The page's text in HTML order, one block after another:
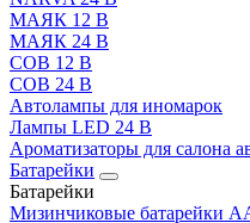
МАЯК 12 В
МАЯК 24 В
COB 12 В
COB 24 В
Автолампы для иномарок
Лампы LED 24 B
Ароматизаторы для салона
Батарейки
Батарейки
Мизинчиковые батарейки